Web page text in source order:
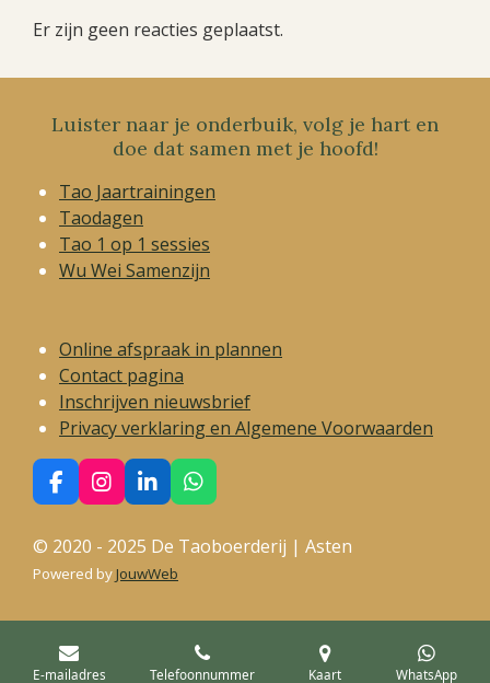
Er zijn geen reacties geplaatst.
Luister naar je onderbuik, volg je hart en
doe dat samen met je hoofd!
Tao Jaartrainingen
Taodagen
Tao 1 op 1 sessies
Wu Wei Samenzijn
Online afspraak in plannen
Contact pagina
Inschrijven nieuwsbrief
Privacy verklaring en Algemene Voorwaarden
F
a
e
b
I
n
t
a
L
i
k
e
W
h
t
© 2020 - 2025 De Taoboerderij | Asten
Powered byJouwWeb
E-mailadres Telefoonnummer Kaart WhatsApp